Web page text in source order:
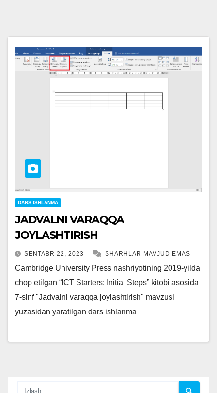
DARS ISHLANMA
JADVALNI VARAQQA
JOYLASHTIRISH
SENTABR 22, 2023 SHARHLAR MAVJUD EMAS
Cambridge University Press nashriyotining 2019-yilda
chop etilgan “ICT Starters: Initial Steps” kitobi asosida
7-sinf "Jadvalni varaqqa joylashtirish" mavzusi
yuzasidan yaratilgan dars ishlanma